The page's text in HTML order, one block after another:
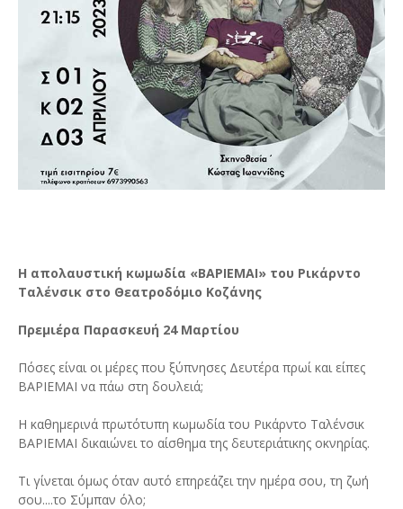
Η απολαυστική κωμωδία «ΒΑΡΙΕΜΑΙ» του Ρικάρντο
Ταλένσικ στο Θεατροδόμιο Κοζάνης
Πρεμιέρα Παρασκευή 24 Μαρτίου
Πόσες είναι οι μέρες που ξύπνησες Δευτέρα πρωί και είπες
ΒΑΡΙΕΜΑΙ να πάω στη δουλειά;
Η καθημερινά πρωτότυπη κωμωδία του Ρικάρντο Ταλένσικ
ΒΑΡΙΕΜΑΙ δικαιώνει το αίσθημα της δευτεριάτικης οκνηρίας.
Τι γίνεται όμως όταν αυτό επηρεάζει την ημέρα σου, τη ζωή
σου....το Σύμπαν όλο;